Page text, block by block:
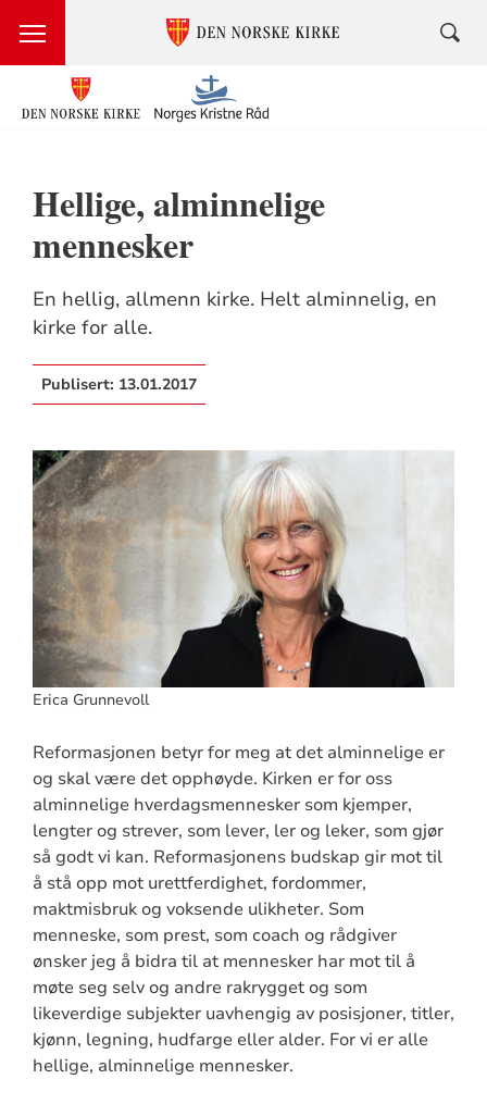
Hellige, alminnelige
mennesker
En hellig, allmenn kirke. Helt alminnelig, en
kirke for alle.
Publisert: 13.01.2017
Erica Grunnevoll
Reformasjonen betyr for meg at det alminnelige er
og skal være det opphøyde. Kirken er for oss
alminnelige hverdagsmennesker som kjemper,
lengter og strever, som lever, ler og leker, som gjør
så godt vi kan. Reformasjonens budskap gir mot til
å stå opp mot urettferdighet, fordommer,
maktmisbruk og voksende ulikheter. Som
menneske, som prest, som coach og rådgiver
ønsker jeg å bidra til at mennesker har mot til å
møte seg selv og andre rakrygget og som
likeverdige subjekter uavhengig av posisjoner, titler,
kjønn, legning, hudfarge eller alder. For vi er alle
hellige, alminnelige mennesker.